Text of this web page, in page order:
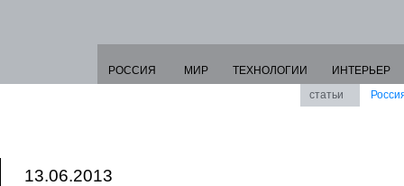
РОССИЯ МИР ТЕХНОЛОГИИ
ИНТЕРЬЕР
статьи
13.06.2013